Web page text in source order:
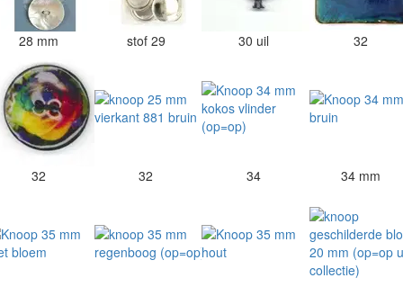
28 mm stof 29 30 uil 32
32 32 34 34 mm